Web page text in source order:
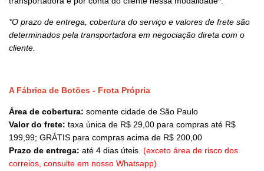
*O prazo de entrega, cobertura do serviço e valores de frete são
determinados pela transportadora em negociação direta com o
cliente.
A Fábrica de Botões - Frota Própria
Área de cobertura: somente cidade de São Paulo
Valor do frete: taxa única de R$ 29,00 para compras até R$
199,99; GRÁTIS para compras acima de R$ 200,00
Prazo de entrega: até 4 dias úteis. (exceto área de risco dos
correios, consulte em nosso Whatsapp)